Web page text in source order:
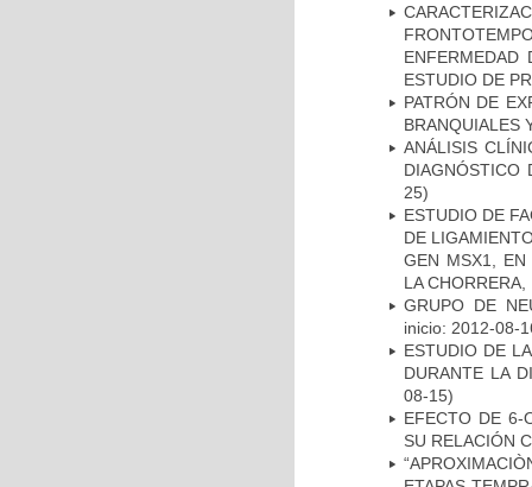
ENFERMEDAD
ESTUDIO DE
PATRÓN DE
BRANQUIALES
ANÁLISIS
DIAGNÓSTICO
25)
ESTUDIO DE
DE
GEN MSX1, EN
LA
GRUPO DE
inicio: 2012-08-
ESTUDIO DE
DURANTE LA
08-15)
EFECTO DE 6-
SU RELACIÓN